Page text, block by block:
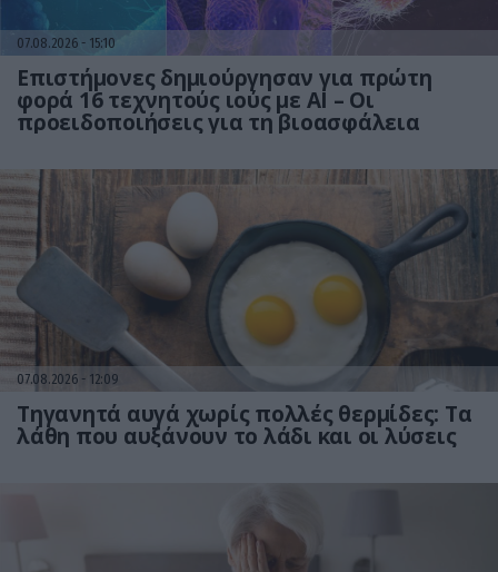
07.08.2026 15:10
Επιστήμονες δημιούργησαν για πρώτη
φορά 16 τεχνητούς ιούς με AI – Οι
προειδοποιήσεις για τη βιοασφάλεια
07.08.2026 12:09
Τηγανητά αυγά χωρίς πολλές θερμίδες: Τα
λάθη που αυξάνουν το λάδι και οι λύσεις